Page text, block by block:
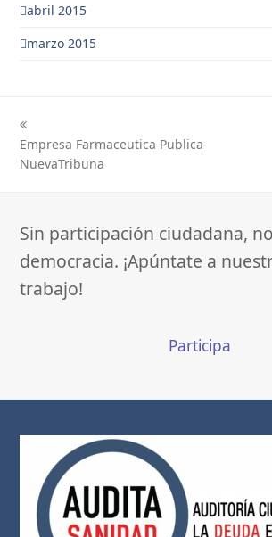
abril 2015
marzo 2015
previous
post:
Empresa Farmaceutica Publica-
NuevaTribuna
Sin participación ciudadana,
democracia. ¡Apúntate a
trabajo!
Participa